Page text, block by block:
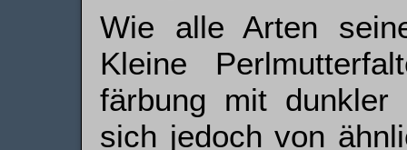
Wie alle Arten
Kleine
färbung mit dunkler
sich jedoch von